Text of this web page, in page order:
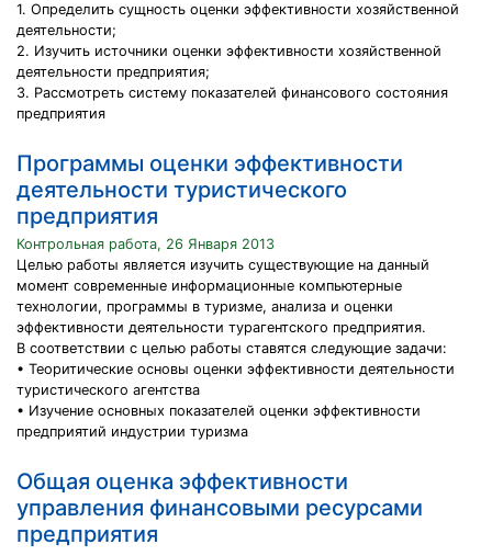
1. Определить сущность оценки эффективности хозяйственной
деятельности;
2. Изучить источники оценки эффективности хозяйственной
деятельности предприятия;
3. Рассмотреть систему показателей финансового состояния
предприятия
Программы оценки эффективности
деятельности туристического
предприятия
Контрольная работа, 26 Января 2013
Целью работы является изучить существующие на данный
момент современные информационные компьютерные
технологии, программы в туризме, анализа и оценки
эффективности деятельности турагентского предприятия.
В соответствии с целью работы ставятся следующие задачи:
• Теоритические основы оценки эффективности деятельности
туристического агентства
• Изучение основных показателей оценки эффективности
предприятий индустрии туризма
Общая оценка эффективности
управления финансовыми ресурсами
предприятия